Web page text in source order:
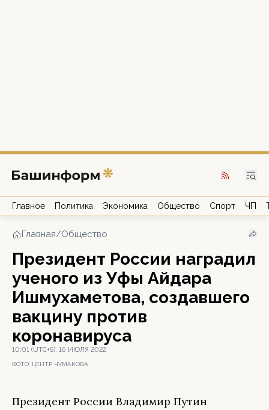
Главное Политика Экономика Общество Спорт ЧП
Главная/Общество
Президент России наградил
ученого из Уфы Айдара
Ишмухаметова, создавшего
вакцину против
коронавируса
10:01 (UTC+5), 16 ИЮЛЯ 2022
ФОТО: ЦЕНТР ЧУМАКОВА
Президент России Владимир Путин